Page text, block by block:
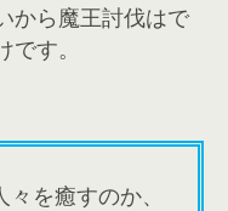
から魔王討伐はで
す。
を癒すのか、